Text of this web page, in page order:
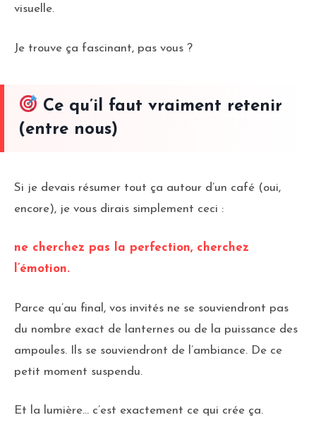
visuelle.
Je trouve ça fascinant, pas vous ?
Ce qu’il faut vraiment retenir
(entre nous)
Si je devais résumer tout ça autour d’un café (oui,
encore), je vous dirais simplement ceci :
ne cherchez pas la perfection, cherchez
l’émotion.
Parce qu’au final, vos invités ne se souviendront pas
du nombre exact de lanternes ou de la puissance des
ampoules. Ils se souviendront de l’ambiance. De ce
petit moment suspendu.
Et la lumière… c’est exactement ce qui crée ça.